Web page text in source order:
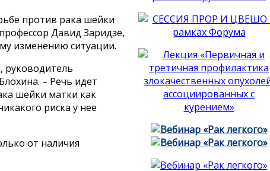
против рака шейки
Давид Заридзе,
изменению ситуации.
руководитель
– Речь идет
шейки матки как
риска у нее
от наличия